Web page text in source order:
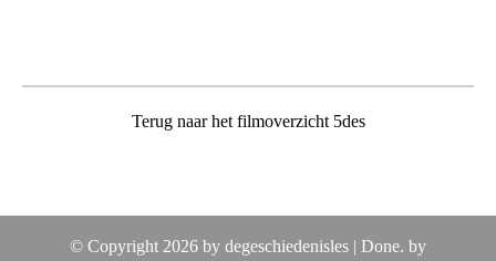
Terug naar het filmoverzicht 5des
© Copyright 2026 by degeschiedenisles | Done. by